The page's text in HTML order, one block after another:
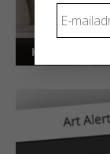
Kunstuitleen